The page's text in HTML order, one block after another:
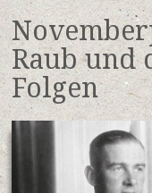
Raub und
Folgen